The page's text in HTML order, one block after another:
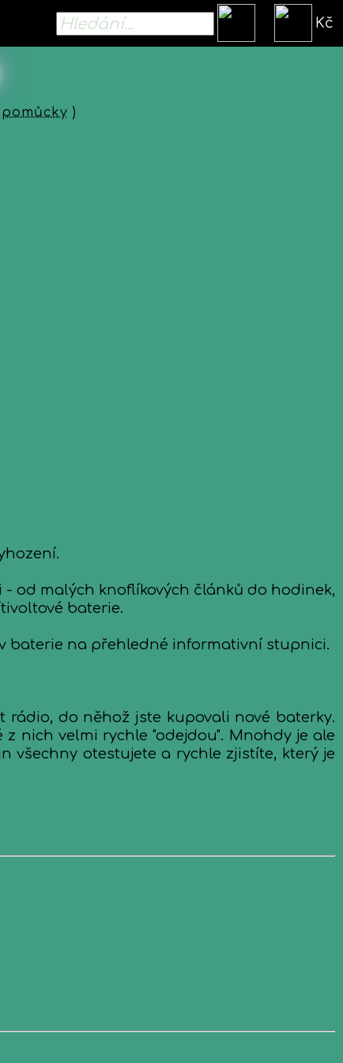
Kč
)
- od malých knoflíkových článků do hodinek,
baterie.
baterie na přehledné informativní stupnici.
rádio, do něhož jste kupovali nové baterky.
nich velmi rychle "odejdou". Mnohdy je ale
všechny otestujete a rychle zjistíte, který je